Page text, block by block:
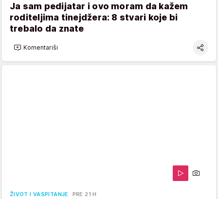
Ja sam pedijatar i ovo moram da kažem
roditeljima tinejdžera: 8 stvari koje bi
trebalo da znate
Komentariši
ŽIVOT I VASPITANJE PRE 21 H